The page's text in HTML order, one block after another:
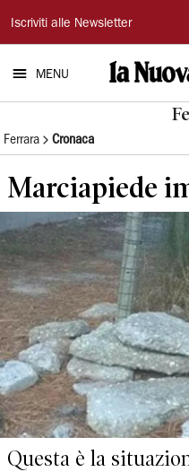
La
Nuova
Ferrara
Iscriviti alle Newsletter
MENU
Ferrara Cronaca
Marciapiede
Questa è la